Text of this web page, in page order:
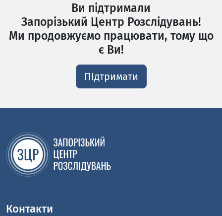
Ви підтримали
Запорізький Центр Розслідувань!
Ми продовжуємо працювати, тому що
є Ви!
ПІдтримати
Контакти